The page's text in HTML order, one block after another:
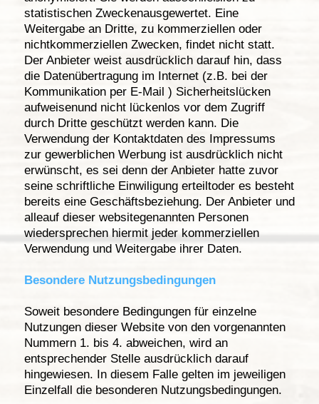
statistischen Zweckenausgewertet. Eine
Weitergabe an Dritte, zu kommerziellen oder
nichtkommerziellen Zwecken, findet nicht statt.
Der Anbieter weist ausdrücklich darauf hin, dass
die Datenübertragung im Internet (z.B. bei der
Kommunikation per E-Mail ) Sicherheitslücken
aufweisenund nicht lückenlos vor dem Zugriff
durch Dritte geschützt werden kann. Die
Verwendung der Kontaktdaten des Impressums
zur gewerblichen Werbung ist ausdrücklich nicht
erwünscht, es sei denn der Anbieter hatte zuvor
seine schriftliche Einwiligung erteiltoder es besteht
bereits eine Geschäftsbeziehung. Der Anbieter und
alleauf dieser websitegenannten Personen
wiedersprechen hiermit jeder kommerziellen
Verwendung und Weitergabe ihrer Daten.
Besondere Nutzungsbedingungen
Soweit besondere Bedingungen für einzelne
Nutzungen dieser Website von den vorgenannten
Nummern 1. bis 4. abweichen, wird an
entsprechender Stelle ausdrücklich darauf
hingewiesen. In diesem Falle gelten im jeweiligen
Einzelfall die besonderen Nutzungsbedingungen.